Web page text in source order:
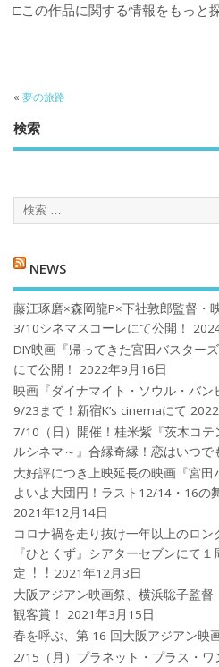
□この作品に関する情報をもっと
« 夢の旅路
検索
NEWS
藤江琢磨×森岡龍P×下社敦郎監督・映
3/10シネマスコーレにて公開！
DIY映画『帰ってきた宮田バスター
にて公開！
2022年9月16日
映画『ダイナマイト・ソウル・バン
9/23まで！新宿K’s cinemaにて
7/10（日）開催！桂米紫『茨木コ
ルシネマ～』合縁奇縁！恋はいつで
大好評につき上映延長の映画『宮
よいよ大団円！ラスト12/14・16の
2021年12月14日
コロナ禍を⾛り抜け⼀年以上のロ
『ひとくず』シアターセブンにて
定︕︕ 2021年12月3日
大阪アジアン映画祭、横浜聡子監
観客賞！
2021年3月15日
春を呼ぶ、第 16 回大阪アジアン映
2/15（月）プラネット・プラス・